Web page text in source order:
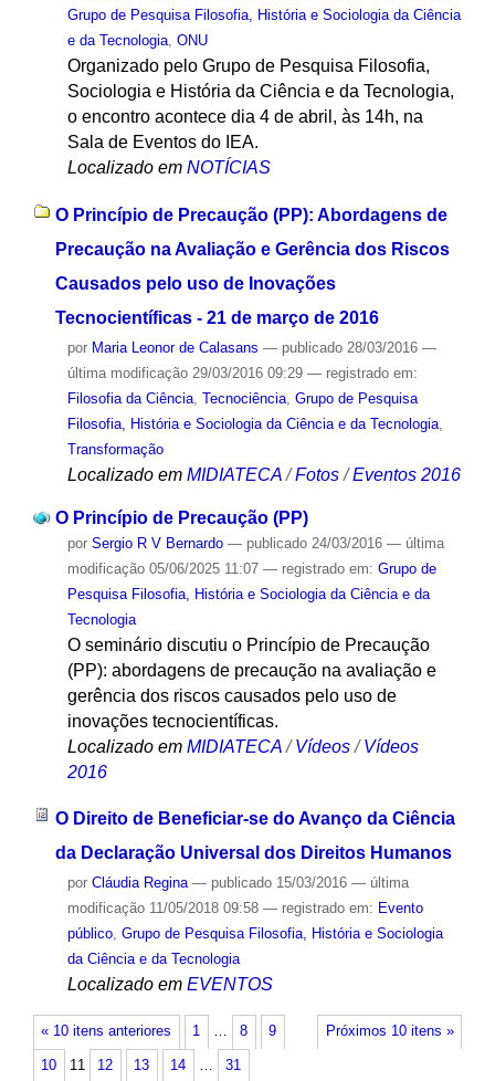
Grupo de Pesquisa Filosofia, História e Sociologia da Ciência
e da Tecnologia, ONU
Organizado pelo Grupo de Pesquisa Filosofia,
Sociologia e História da Ciência e da Tecnologia,
o encontro acontece dia 4 de abril, às 14h, na
Sala de Eventos do IEA.
Localizado em NOTÍCIAS
O Princípio de Precaução (PP): Abordagens de
Precaução na Avaliação e Gerência dos Riscos
Causados pelo uso de Inovações
Tecnocientíficas - 21 de março de 2016
por Maria Leonor de Calasans — publicado28/03/2016 —
última modificação29/03/2016 09:29 — registrado em:
Filosofia da Ciência, Tecnociência, Grupo de Pesquisa
Filosofia, História e Sociologia da Ciência e da Tecnologia,
Transformação
Localizado em MIDIATECA /Fotos /Eventos 2016
O Princípio de Precaução (PP)
por Sergio R V Bernardo — publicado24/03/2016 — última
modificação05/06/2025 11:07 — registrado em: Grupo de
Pesquisa Filosofia, História e Sociologia da Ciência e da
Tecnologia
O seminário discutiu o Princípio de Precaução
(PP): abordagens de precaução na avaliação e
gerência dos riscos causados pelo uso de
inovações tecnocientíficas.
Localizado em MIDIATECA /Vídeos /Vídeos
2016
O Direito de Beneficiar-se do Avanço da Ciência
da Declaração Universal dos Direitos Humanos
por Cláudia Regina — publicado15/03/2016 — última
modificação11/05/2018 09:58 — registrado em: Evento
público, Grupo de Pesquisa Filosofia, História e Sociologia
da Ciência e da Tecnologia
Localizado em EVENTOS
« 10 itens anteriores Próximos 10 itens »
1 … 8 9
10 11 12 13 14 … 31